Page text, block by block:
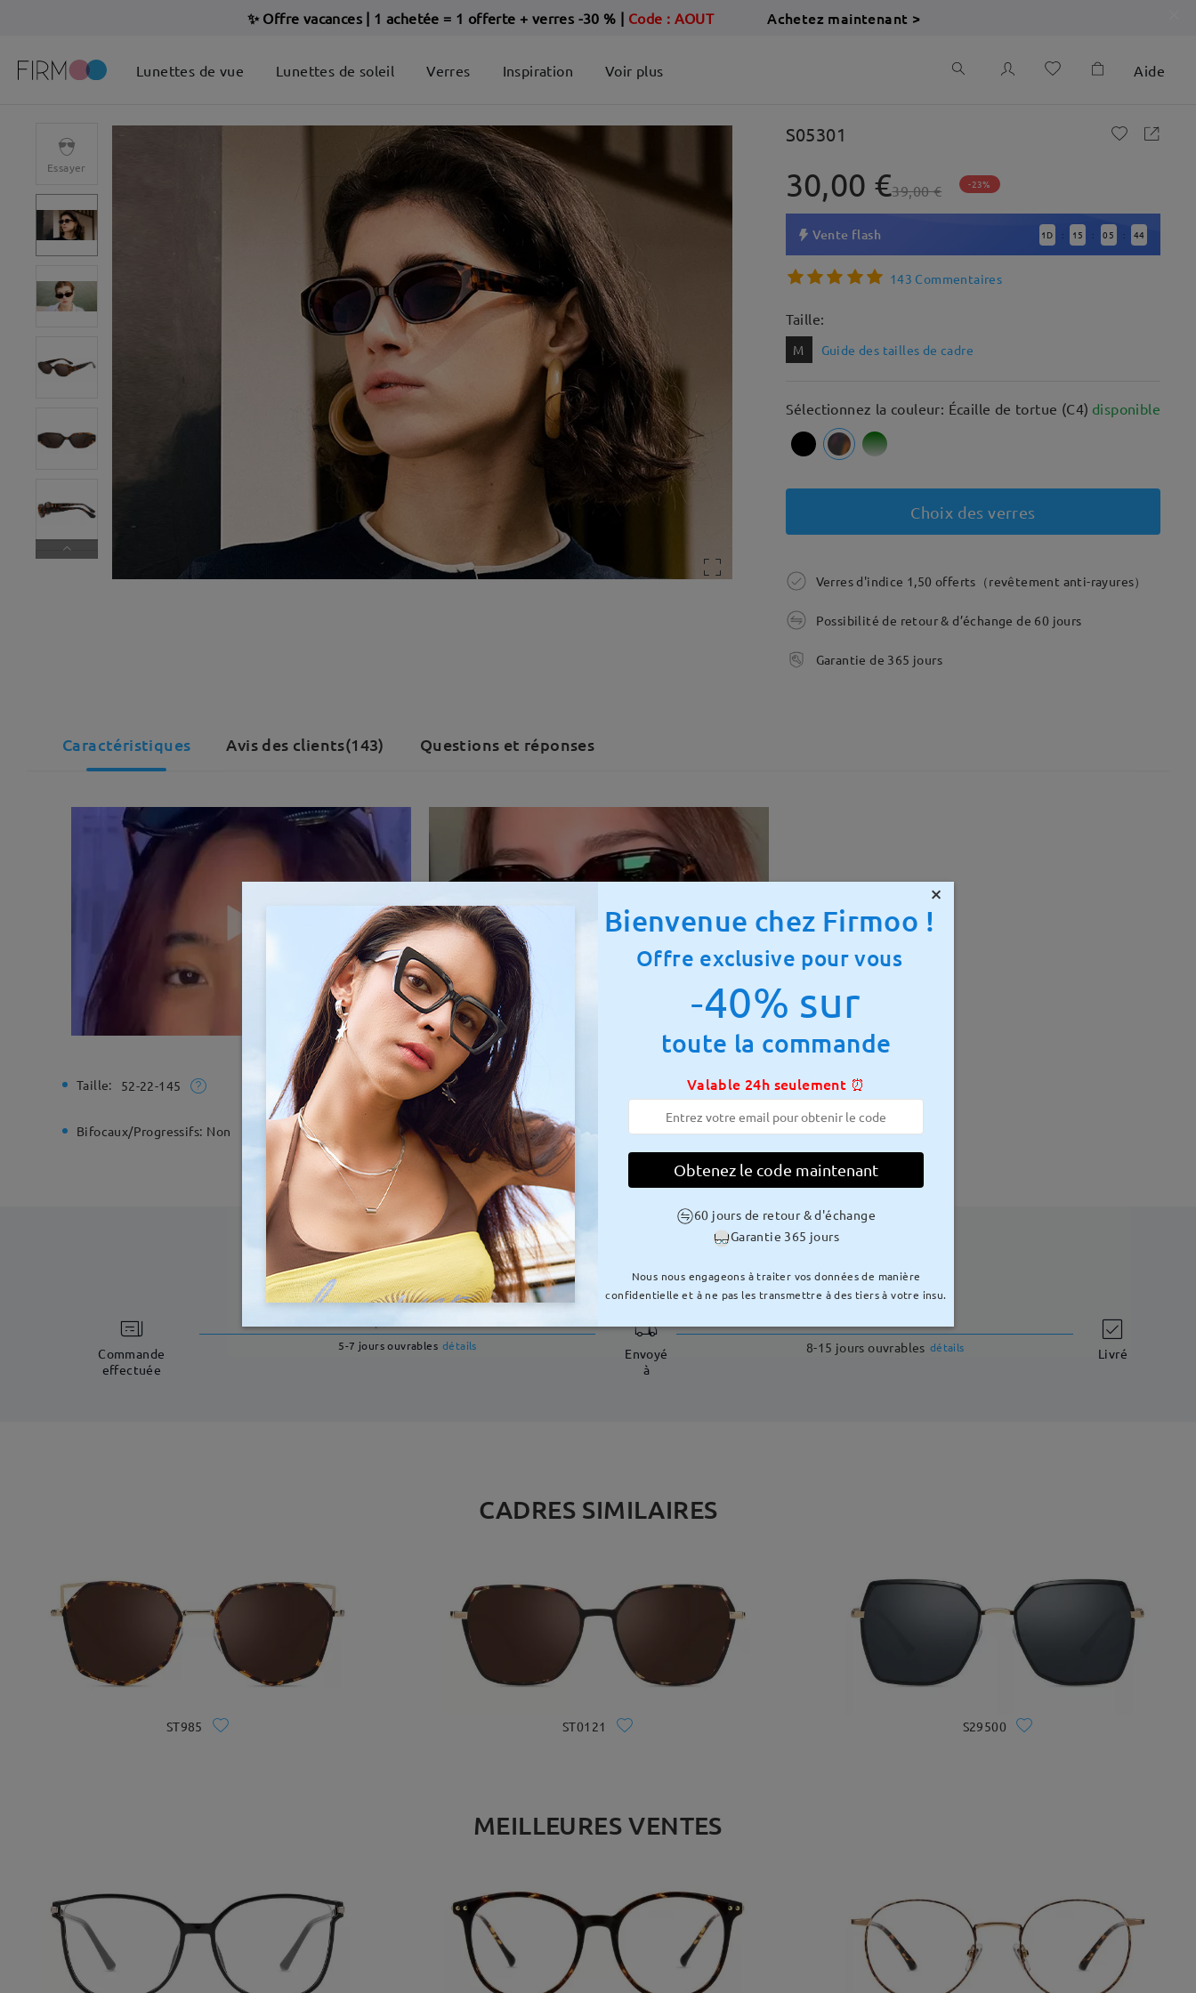
✨ Offre vacances| 1 achetée = 1 offerte + verres -30 % | Code : AOUT Achetez maintenant >
Lunettes de vue Lunettes de soleil Verres Inspiration Voir plus Aide
Essayer
S05301
30,00 €39,00 € -23%
Vente flash 1 D : 15 : 05 : 43
143 Commentaires
Taille:
M Guide des tailles de cadre
Sélectionnez la couleur: Écaille de tortue (C4) disponible
Choix des verres
Verres d'indice 1,50 offerts（revêtement anti-rayures）
Possibilité de retour & d’échange de 60 jours
Garantie de 365 jours
Caractéristiques Avis des clients(143) Questions et réponses
Taille: 52-22-145 Largeur totale: 133 mm ( Moyen Taille diagonale des verres : 52 mm
Bifocaux/Progressifs: Non Charnière à ressort: Non Matériau: Tr
LIVRAISON
Commande
effectuée
5-7 jours ouvrables détails
Envoyé
à
8-15 jours ouvrables détails Livré
CADRES SIMILAIRES
ST985 ST0121 S29500
MEILLEURES VENTES
×
Bienvenue chez Firmoo !
Offre exclusive pour vous
-40% sur
toute la commande
Valable 24h seulement ⏰
Obtenez le code maintenant
60 jours de retour & d'échange
Garantie 365 jours
Nous nous engageons à traiter vos données de manière
confidentielle et à ne pas les transmettre à des tiers à votre insu.